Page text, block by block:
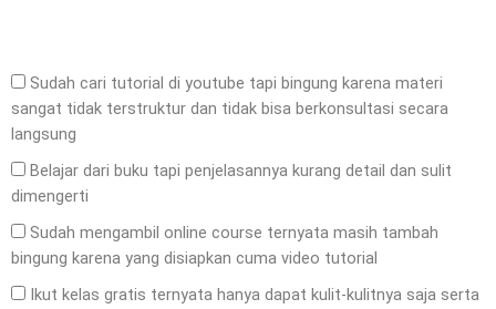
Sudah cari tutorial di youtube tapi bingung karena materi
sangat tidak terstruktur dan tidak bisa berkonsultasi secara
langsung
Belajar dari buku tapi penjelasannya kurang detail dan sulit
dimengerti
Sudah mengambil online course ternyata masih tambah
bingung karena yang disiapkan cuma video tutorial
Ikut kelas gratis ternyata hanya dapat kulit-kulitnya saja serta